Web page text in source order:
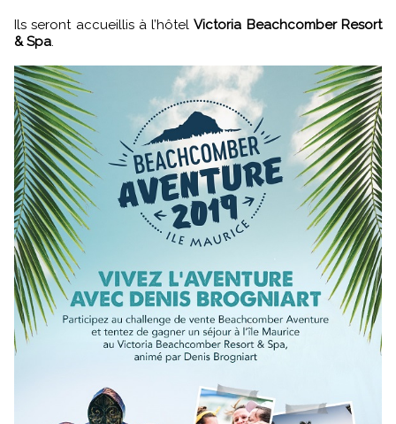
Ils seront accueillis à l’hôtelVictoria Beachcomber Resort
& Spa.